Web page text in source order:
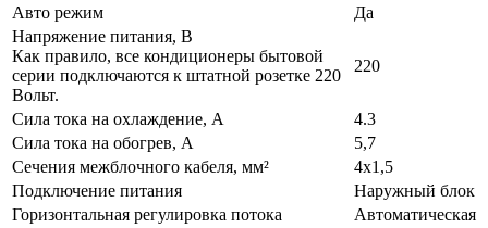
Авто режим
Да
Напряжение питания, В
Как правило, все кондиционеры бытовой
серии подключаются к штатной розетке 220
Вольт.
220
Сила тока на охлаждение, А
4.3
Сила тока на обогрев, А
5,7
Сечения межблочного кабеля, мм²
4х1,5
Подключение питания
Наружный блок
Горизонтальная регулировка потока
Автоматическая